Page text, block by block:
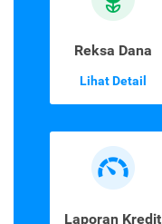
Reksa Dana
Lihat Detail
Laporan Kredit